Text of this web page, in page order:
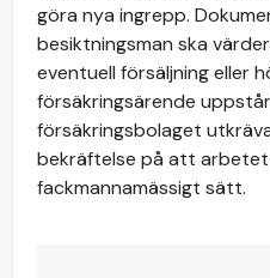
göra nya ingrepp.
besiktningsman ska
eventuell försäljning eller
försäkringsärende
försäkringsbolaget
bekräftelse på att
fackmannamässigt sätt.